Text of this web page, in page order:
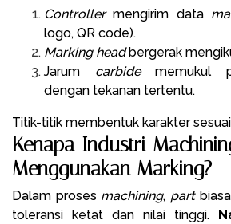
Controllermengirim data
logo, QR code).
Marking headbergerak
Jarum carbidememukul
dengan tekanan tertentu.
Titik-titik membentuk karakter
Kenapa Industri
Menggunakan Marking?
Dalam proses machining, part
toleransi ketat dan nilai tinggi.